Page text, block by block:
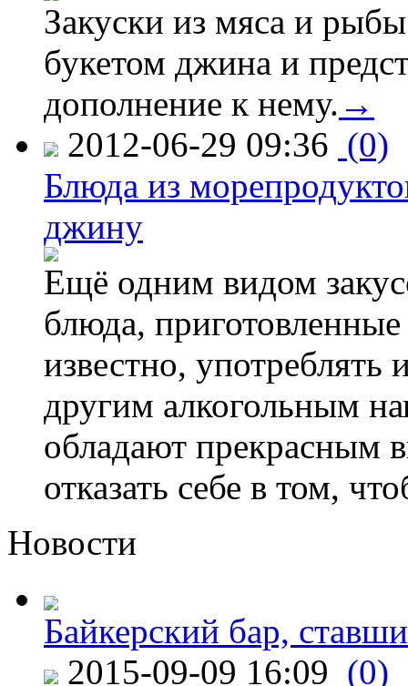
Закуски из мяса и
букетом джина и
дополнение к нему. →
2012-06-29 09:36 (0)
Блюда из
джину
Ещё одним видом
блюда,
известно, употреблять
другим алкогольным
обладают прекрасным
отказать себе в том,
Новости
Байкерский бар,
2015-09-09 16:09 (0)